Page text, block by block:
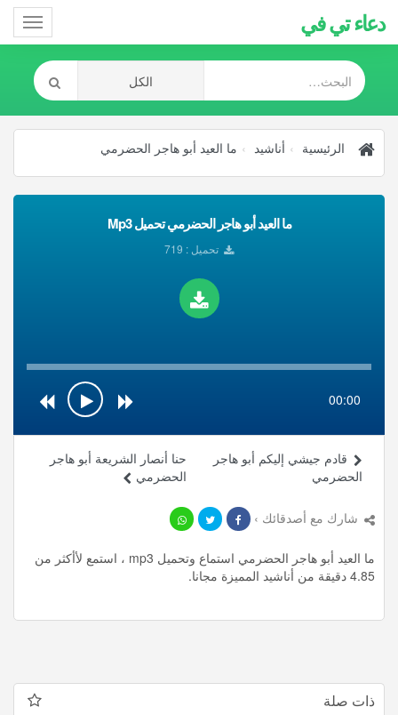
دعاء تي في
الرئيسية أناشيد ما العيد أبو هاجر الحضرمي
ما العيد أبو هاجر الحضرمي تحميل Mp3
تحميل : 719
00:00
حنا أنصار الشريعة أبو هاجر
الحضرمي
قادم جيشي إليكم أبو هاجر
الحضرمي
شارك مع أصدقائك ›
ما العيد أبو هاجر الحضرمي استماع وتحميل mp3 ، استمع لأأكثر من
4.85 دقيقة من أناشيد المميزة مجانا.
ذات صلة